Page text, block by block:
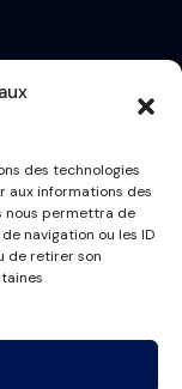
des technologies
aux informations des
nous permettra de
navigation ou les ID
de retirer son